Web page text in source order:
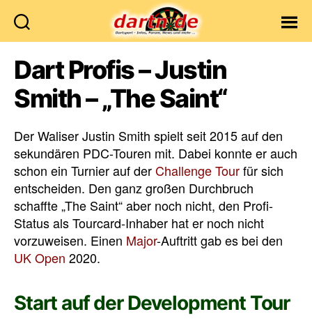
Dart Profis – Justin
Smith – „The Saint“
Der Waliser Justin Smith spielt seit 2015 auf den
sekundären PDC-Touren mit. Dabei konnte er auch
schon ein Turnier auf derChallenge Tourfür sich
entscheiden. Den ganz großen Durchbruch
schaffte „The Saint“ aber noch nicht, den Profi-
Status als Tourcard-Inhaber hat er noch nicht
vorzuweisen. Einen Major-Auftritt gab es bei den
UK Open 2020.
Start auf der Development Tour